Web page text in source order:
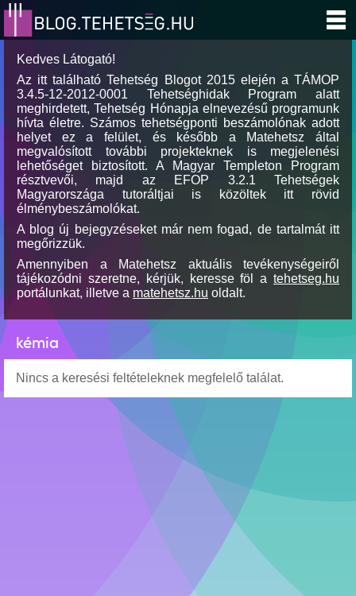
Kedves Látogató!
Az itt található Tehetség Blogot 2015 elején a TÁMOP
3.4.5-12-2012-0001 Tehetséghidak Program alatt
meghirdetett, Tehetség Hónapja elnevezésű programunk
hívta életre. Számos tehetségponti beszámolónak adott
helyet ez a felület, és később a Matehetsz által
megvalósított további projekteknek is megjelenési
lehetőséget biztosított. A Magyar Templeton Program
résztvevői, majd az EFOP 3.2.1 Tehetségek
Magyarországa tutoráltjai is közöltek itt rövid
élménybeszámolókat.
A blog új bejegyzéseket már nem fogad, de tartalmát itt
megőrizzük.
Amennyiben a Matehetsz aktuális tevékenységeiről
tájékozódni szeretne, kérjük, keresse föl a tehetseg.hu
portálunkat, illetve a matehetsz.hu oldalt.
kémia
Nincs a keresési feltételeknek megfelelő találat.